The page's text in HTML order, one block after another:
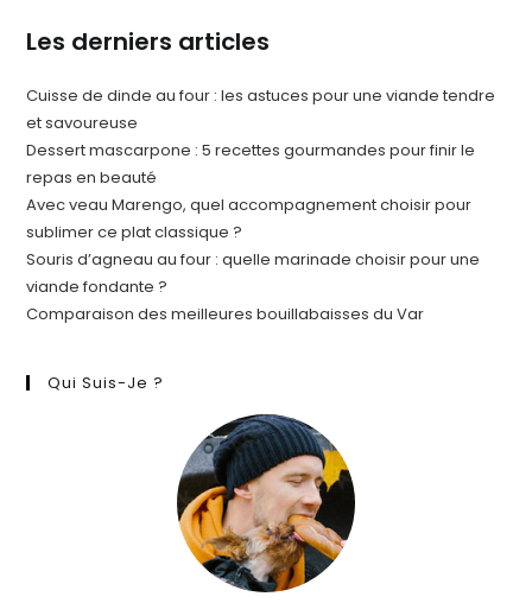
Les derniers articles
Cuisse de dinde au four : les astuces pour une viande tendre
et savoureuse
Dessert mascarpone : 5 recettes gourmandes pour finir le
repas en beauté
Avec veau Marengo, quel accompagnement choisir pour
sublimer ce plat classique ?
Souris d’agneau au four : quelle marinade choisir pour une
viande fondante ?
Comparaison des meilleures bouillabaisses du Var
Qui Suis-Je ?